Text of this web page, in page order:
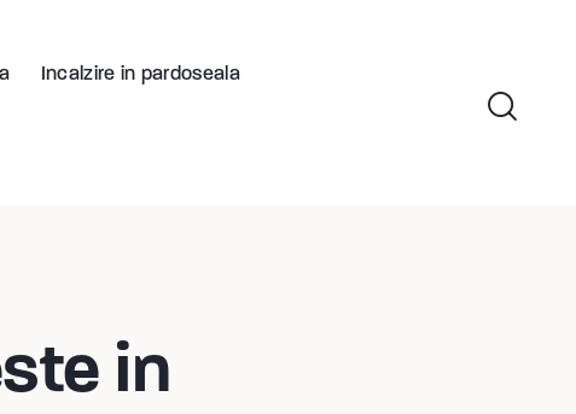
Incalzire in pardoseala
in